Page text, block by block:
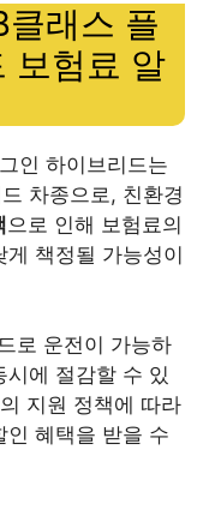
래스 플
보험료 알
인 하이브리드는
차종으로, 친환경
으로 인해 보험료의
책정될 가능성이
로 운전이 가능하
에 절감할 수 있
지원 정책에 따라
인 혜택을 받을 수